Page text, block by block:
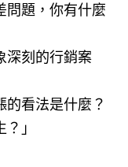
問題，你有什麼
深刻的行銷案
的看法是什麼？
」